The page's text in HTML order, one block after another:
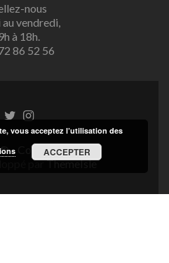
nous
vendredi,
à 18h.
86 52 56
Lien
Twitter
Lien
Instagram
- Copyright 2025
parThemeIsle
vous acceptez l’utilisation des
ACCEPTER